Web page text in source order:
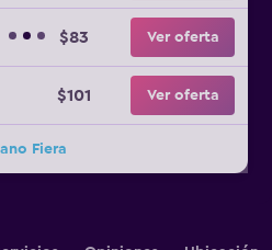
$83 Ver oferta
$101 Ver oferta
Fiera